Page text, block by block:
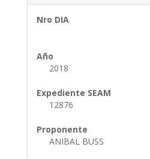
Nro DIA
Año
2018
Expediente SEAM
12876
Proponente
ANIBAL BUSS